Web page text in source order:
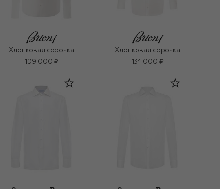
Хлопковая сорочка
109 000 ₽
Хлопковая сорочка
134 000 ₽